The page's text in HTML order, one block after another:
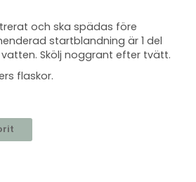
och ska spädas före
startblandning är 1 del
Skölj noggrant efter tvätt.
flaskor.